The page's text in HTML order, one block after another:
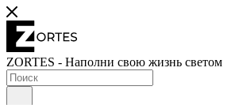
ZORTES - Наполни свою жизнь светом